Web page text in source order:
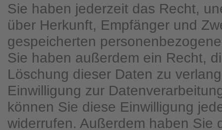
Sie haben jederzeit das Recht,
über Herkunft, Empfänger und
gespeicherten
Sie haben außerdem ein Recht,
Löschung dieser Daten zu
Einwilligung zur
können Sie diese Einwilligung
widerrufen. Außerdem haben Sie